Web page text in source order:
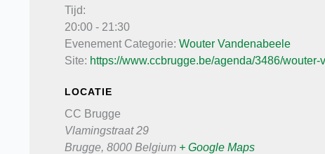
Tijd:
20:00 - 21:30
Evenement Categorie: Wouter Vandenabeele
Site: https://www.ccbrugge.be/agenda/3486/
LOCATIE
CC Brugge
Vlamingstraat 29
Brugge, 8000 Belgium + Google Maps